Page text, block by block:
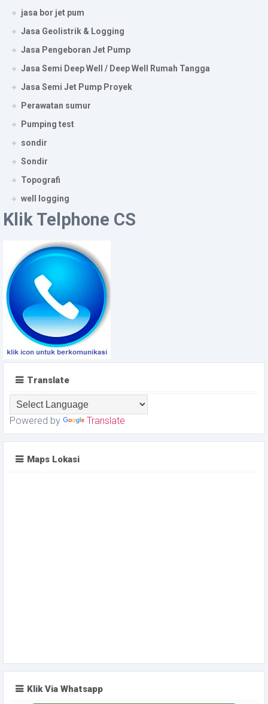
jasa bor jet pum
Jasa Geolistrik & Logging
Jasa Pengeboran Jet Pump
Jasa Semi Deep Well / Deep Well Rumah Tangga
Jasa Semi Jet Pump Proyek
Perawatan sumur
Pumping test
sondir
Sondir
Topografi
well logging
Klik Telphone CS
Translate
Powered by Translate
Maps Lokasi
Klik Via Whatsapp